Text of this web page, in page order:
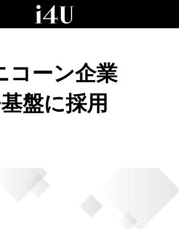
コーン企業
盤に採用